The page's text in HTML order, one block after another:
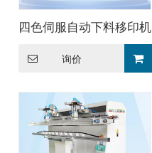
四色伺服自动下料移印机
询价